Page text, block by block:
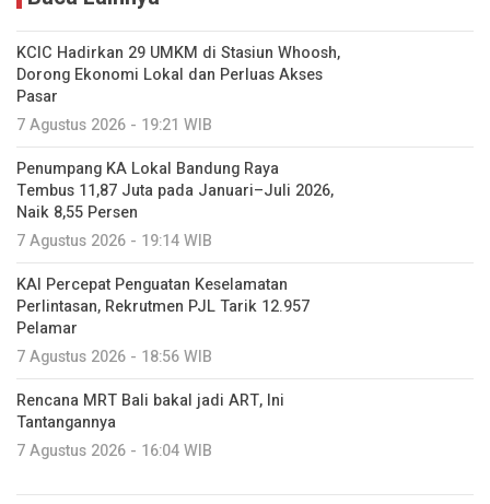
KCIC Hadirkan 29 UMKM di Stasiun Whoosh,
Dorong Ekonomi Lokal dan Perluas Akses
Pasar
7 Agustus 2026 - 19:21 WIB
Penumpang KA Lokal Bandung Raya
Tembus 11,87 Juta pada Januari–Juli 2026,
Naik 8,55 Persen
7 Agustus 2026 - 19:14 WIB
KAI Percepat Penguatan Keselamatan
Perlintasan, Rekrutmen PJL Tarik 12.957
Pelamar
7 Agustus 2026 - 18:56 WIB
Rencana MRT Bali bakal jadi ART, Ini
Tantangannya
7 Agustus 2026 - 16:04 WIB